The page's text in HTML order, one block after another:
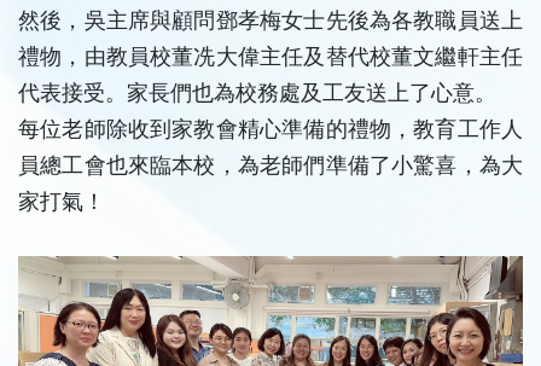
然後，吳主席與顧問鄧孝梅女士先後為各教職員送上
禮物，由教員校董冼大偉主任及替代校董文繼軒主任
代表接受。家長們也為校務處及工友送上了心意。
每位老師除收到家教會精心準備的禮物，教育工作人
員總工會也來臨本校，為老師們準備了小驚喜，為大
家打氣！